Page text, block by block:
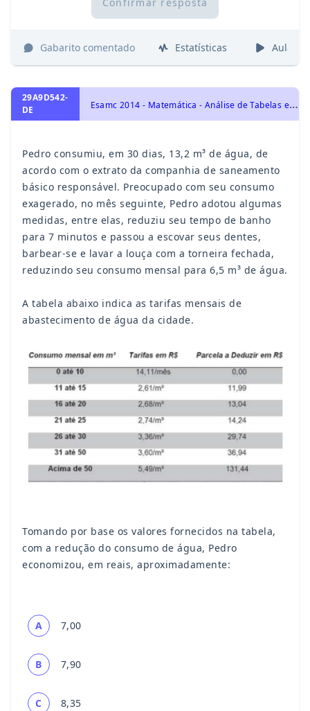
Confirmar resposta
Gabarito comentado Estatísticas Aulas
29A9D542-
DE
E
samc 2014 - Matemática - Análise de Tabelas e Gráficos
Pedro consumiu, em 30 dias, 13,2 m³ de água, de
acordo com o extrato da companhia de saneamento
básico responsável. Preocupado com seu consumo
exagerado, no mês seguinte, Pedro adotou algumas
medidas, entre elas, reduziu seu tempo de banho
para 7 minutos e passou a escovar seus dentes,
barbear-se e lavar a louça com a torneira fechada,
reduzindo seu consumo mensal para 6,5 m³ de água.
A tabela abaixo indica as tarifas mensais de
abastecimento de água da cidade.
Tomando por base os valores fornecidos na tabela,
com a redução do consumo de água, Pedro
economizou, em reais, aproximadamente:
A 7,00
B 7,90
C 8,35